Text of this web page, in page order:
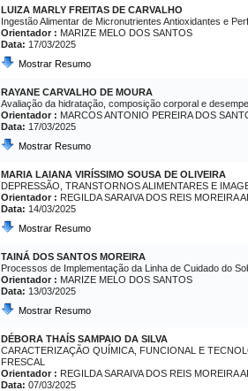
LUIZA MARLY FREITAS DE CARVALHO
Ingestão Alimentar de Micronutrientes Antioxidantes e
Orientador : MARIZE MELO DOS SANTOS
Data: 17/03/2025
Mostrar Resumo
RAYANE CARVALHO DE MOURA
Avaliação da hidratação, composição corporal e
Orientador : MARCOS ANTONIO PEREIRA DOS
Data: 17/03/2025
Mostrar Resumo
MARIA LAIANA VIRÍSSIMO SOUSA DE OLIVEIRA
DEPRESSÃO, TRANSTORNOS ALIMENTARES E
Orientador : REGILDA SARAIVA DOS REIS MOREIRA
Data: 14/03/2025
Mostrar Resumo
TAINÁ DOS SANTOS MOREIRA
Processos de Implementação da Linha de Cuidado do
Orientador : MARIZE MELO DOS SANTOS
Data: 13/03/2025
Mostrar Resumo
DÉBORA THAÍS SAMPAIO DA SILVA
CARACTERIZAÇÃO QUÍMICA, FUNCIONAL E
FRESCAL
Orientador : REGILDA SARAIVA DOS REIS MOREIRA
Data: 07/03/2025